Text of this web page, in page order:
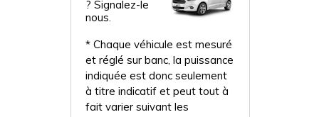
? Signalez-le
nous.
* Chaque véhicule est mesuré
et réglé sur banc, la puissance
indiquée est donc seulement
à titre indicatif et peut tout à
fait varier suivant les